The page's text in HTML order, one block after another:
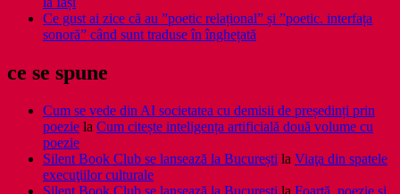
Ce gust ai zice că au ”poetic relațional” și ”poetic. interfața
sonoră” când sunt traduse în înghețată
ce se spune
Cum se vede din AI societatea cu demisii de președinți prin
poezie la Cum citește inteligența artificială două volume cu
poezie
Silent Book Club se lansează la București la Viaţa din spatele
execuţiilor culturale
Silent Book Club se lansează la București la Foarţă, poezie şi